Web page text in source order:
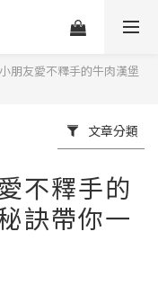
朋友愛不釋手的牛肉漢堡
文章分類
不釋手的
訣帶你一